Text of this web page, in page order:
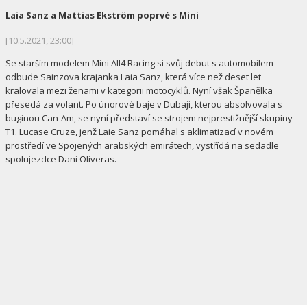
Laia Sanz a Mattias Ekström poprvé s Mini
[10.5.2021, 23:00]
Se starším modelem Mini All4 Racing si svůj debut s automobilem
odbude Sainzova krajanka Laia Sanz, která více než deset let
kralovala mezi ženami v kategorii motocyklů. Nyní však Španělka
přesedá za volant. Po únorové baje v Dubaji, kterou absolvovala s
buginou Can-Am, se nyní představí se strojem nejprestižnější skupiny
T1. Lucase Cruze, jenž Laie Sanz pomáhal s aklimatizací v novém
prostředí ve Spojených arabských emirátech, vystřídá na sedadle
spolujezdce Dani Oliveras.